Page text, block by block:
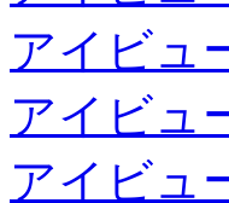
アイビュ
アイビュ
アイビュ